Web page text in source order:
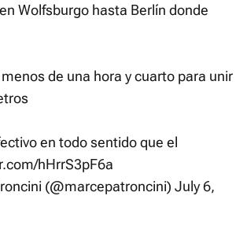
Wolfsburgo hasta Berlín donde
de una hora y cuarto para unir
en todo sentido que el
hHrrS3pF6a
(@marcepatroncini) July 6,